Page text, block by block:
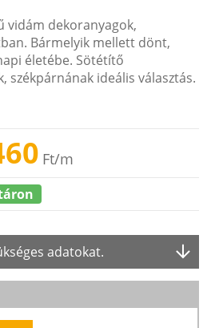
vidám dekoranyagok,
Bármelyik mellett dönt,
életébe. Sötétítő
székpárnának ideális választás.
Ft/m
adatokat.